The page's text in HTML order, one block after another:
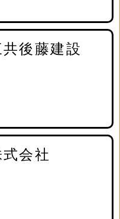
後藤建設
会社